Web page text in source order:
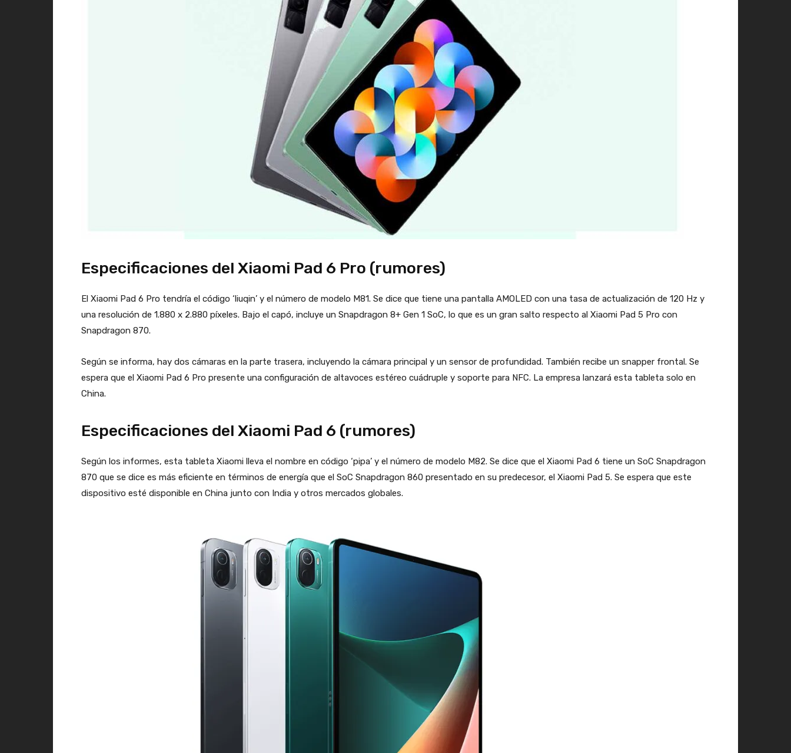
Especificaciones del Xiaomi Pad 6 Pro (rumores)
El Xiaomi Pad 6 Pro tendría el código ‘liuqin’ y el número de modelo M81. Se dice que tiene una pantalla AMOLED con una tasa de actualización de 120 Hz y
una resolución de 1.880 x 2.880 píxeles. Bajo el capó, incluye un Snapdragon 8+ Gen 1 SoC, lo que es un gran salto respecto al Xiaomi Pad 5 Pro con
Snapdragon 870.
Según se informa, hay dos cámaras en la parte trasera, incluyendo la cámara principal y un sensor de profundidad. También recibe un snapper frontal. Se
espera que el Xiaomi Pad 6 Pro presente una configuración de altavoces estéreo cuádruple y soporte para NFC. La empresa lanzará esta tableta solo en
China.
Especificaciones del Xiaomi Pad 6 (rumores)
Según los informes, esta tableta Xiaomi lleva el nombre en código ‘pipa’ y el número de modelo M82. Se dice que el Xiaomi Pad 6 tiene un SoC Snapdragon
870 que se dice es más eficiente en términos de energía que el SoC Snapdragon 860 presentado en su predecesor, el Xiaomi Pad 5. Se espera que este
dispositivo esté disponible en China junto con India y otros mercados globales.